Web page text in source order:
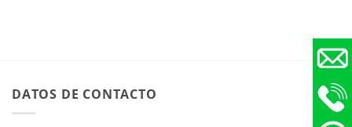
DATOS DE CONTACTO